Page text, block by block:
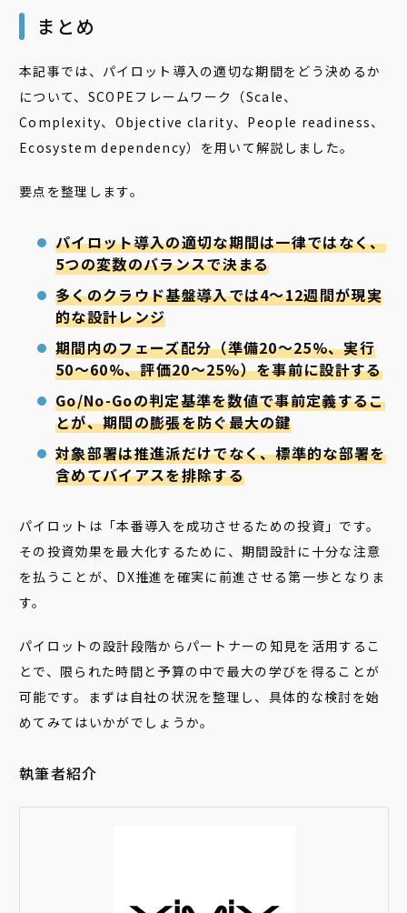
まとめ
本記事では、パイロット導入の適切な期間をどう決めるか
について、SCOPEフレームワーク（Scale、
Complexity、Objective clarity、People readiness、
Ecosystem dependency）を用いて解説しました。
要点を整理します。
パイロット導入の適切な期間は一律ではなく、
5つの変数のバランスで決まる
多くのクラウド基盤導入では4〜12週間が現実
的な設計レンジ
期間内のフェーズ配分（準備20〜25%、実行
50〜60%、評価20〜25%）を事前に設計する
Go/No-Goの判定基準を数値で事前定義するこ
とが、期間の膨張を防ぐ最大の鍵
対象部署は推進派だけでなく、標準的な部署を
含めてバイアスを排除する
パイロットは「本番導入を成功させるための投資」です。
その投資効果を最大化するために、期間設計に十分な注意
を払うことが、DX推進を確実に前進させる第一歩となりま
す。
パイロットの設計段階からパートナーの知見を活用するこ
とで、限られた時間と予算の中で最大の学びを得ることが
可能です。まずは自社の状況を整理し、具体的な検討を始
めてみてはいかがでしょうか。
執筆者紹介